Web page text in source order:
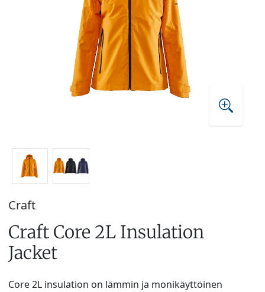
Craft
Craft Core 2L Insulation
Jacket
Core 2L insulation on lämmin ja monikäyttöinen